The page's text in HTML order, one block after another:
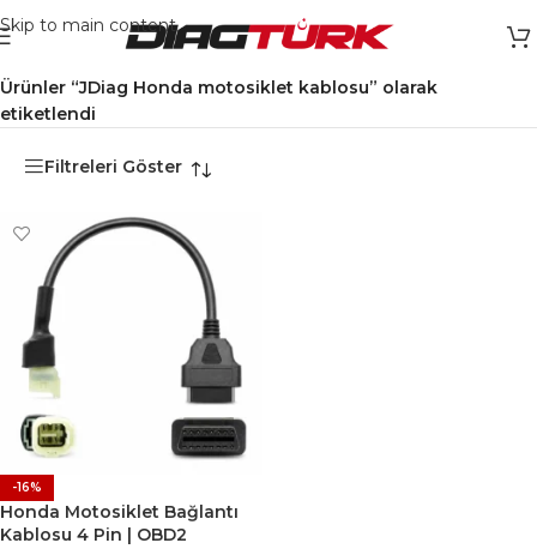
Skip to main content
Ürünler “JDiag Honda motosiklet kablosu” olarak
etiketlendi
Filtreleri Göster
-16%
Honda Motosiklet Bağlantı
Kablosu 4 Pin | OBD2